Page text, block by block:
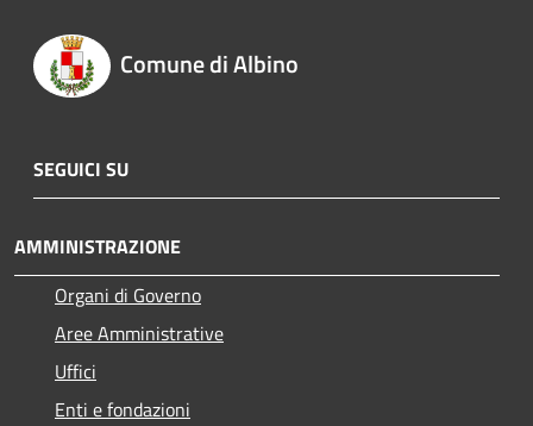
Comune di Albino
SEGUICI SU
AMMINISTRAZIONE
Organi di Governo
Aree Amministrative
Uffici
Enti e fondazioni